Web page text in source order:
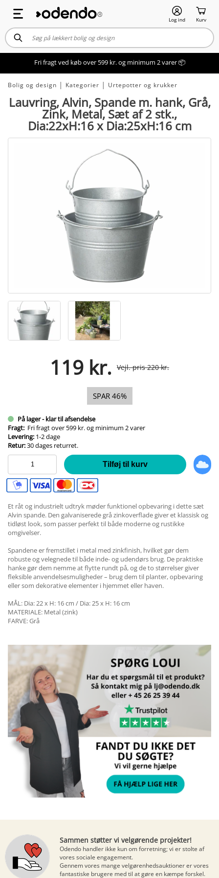
Log ind Kurv
Fri fragt ved køb over 599 kr. og minimum 2 varer 📦
Bolig og design Kategorier Urtepotter og krukker
Lauvring, Alvin, Spande m. hank, Grå,
Zink, Metal, Sæt af 2 stk.,
Dia:22xH:16 x Dia:25xH:16 cm
119 kr. Vejl. pris 220 kr.
SPAR 46%
På lager - klar til afsendelse
Fragt: Fri fragt over 599 kr. og minimum 2 varer
Levering: 1-2 dage
Retur:30 dages returret.
Tilføj til kurv
Et råt og industrielt udtryk møder funktionel opbevaring i dette sæt
Alvin spande. Den galvaniserede grå zinkoverflade giver et klassisk og
tidløst look, som passer perfekt til både moderne og rustikke
omgivelser.
Spandene er fremstillet i metal med zinkfinish, hvilket gør dem
robuste og velegnede til både inde- og udendørs brug. De praktiske
hanke gør dem nemme at flytte rundt på, og de to størrelser giver
fleksible anvendelsesmuligheder – brug dem til planter, opbevaring
eller som dekorative elementer i hjemmet eller haven.
MÅL: Dia: 22 x H: 16 cm / Dia: 25 x H: 16 cm
MATERIALE: Metal (zink)
FARVE: Grå
Sammen støtter vi velgørende projekter!
Odendo handler ikke kun om forretning; vi er stolte af
vores sociale engagement.
Gennem vores mange velgørenhedsauktionerer vores
fantastiske brugere med til at gøre en kæmpe forskel.